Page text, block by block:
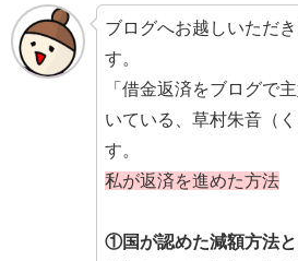
ブログへお越しいただ
す。
「借金返済をブログで
いている、草村朱音（
す。
私が返済を進めた方法
①国が認めた減額方法と